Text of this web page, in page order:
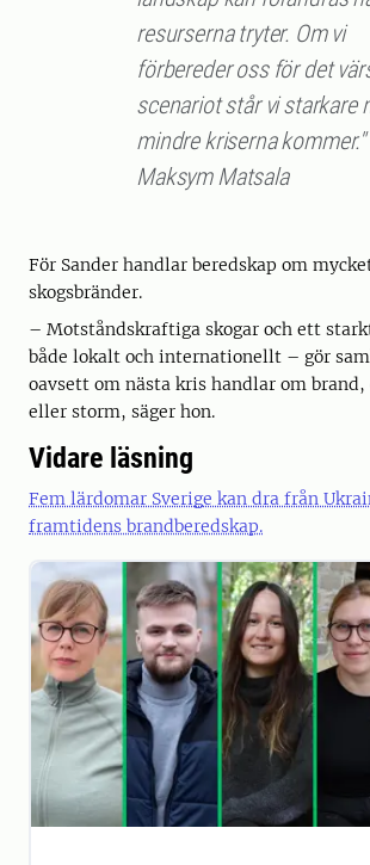
resurserna tryter. Om vi
förbereder oss för det
scenariot står vi starkare
mindre kriserna kommer."
Maksym Matsala
För Sander handlar beredskap om
skogsbränder.
– Motståndskraftiga skogar och ett
både lokalt och internationellt – gör
oavsett om nästa kris handlar om
eller storm, säger hon.
Vidare läsning
Fem lärdomar Sverige kan dra från
framtidens brandberedskap.